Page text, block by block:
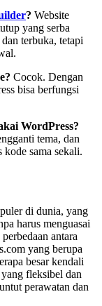
? Website
yang serba
terbuka, tetapi
Cocok. Dengan
bisa berfungsi
WordPress?
tema, dan
sama sekali.
di dunia, yang
harus menguasai
antara
yang berupa
besar kendali
fleksibel dan
perawatan dan